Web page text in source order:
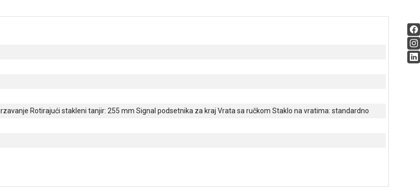
Rotirajući stakleni tanjir: 255 mm Signal podsetnika za kraj Vrata sa ručkom Staklo na vratima: standardno